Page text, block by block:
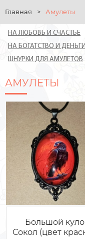
Главная > Амулеты
НА ЛЮБОВЬ И СЧАСТЬЕ
НА БОГАТСТВО И ДЕНЬГИ
ШНУРКИ ДЛЯ АМУЛЕТОВ
АМУЛЕТЫ
Большой
Сокол (цвет